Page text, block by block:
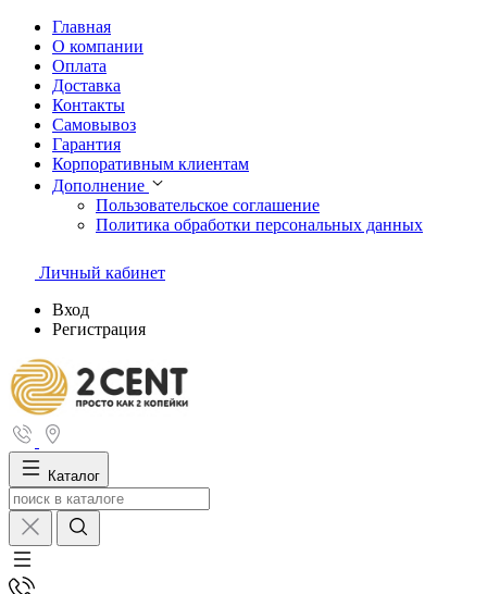
Главная
О компании
Оплата
Доставка
Контакты
Самовывоз
Гарантия
Корпоративным клиентам
Дополнение
Пользовательское соглашение
Политика обработки персональных данных
Личный кабинет
Вход
Регистрация
Каталог